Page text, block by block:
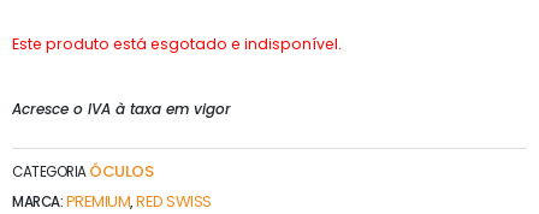
Este produto está esgotado e indisponível.
Acresce o IVA à taxa em vigor
CATEGORIA ÓCULOS
MARCA:PREMIUM,RED SWISS